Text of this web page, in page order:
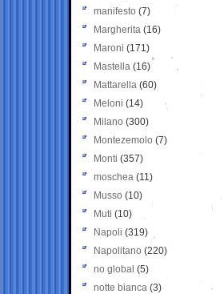
manifesto (7)
Margherita (16)
Maroni (171)
Mastella (16)
Mattarella (60)
Meloni (14)
Milano (300)
Montezemolo (7)
Monti (357)
moschea (11)
Musso (10)
Muti (10)
Napoli (319)
Napolitano (220)
no global (5)
notte bianca (3)